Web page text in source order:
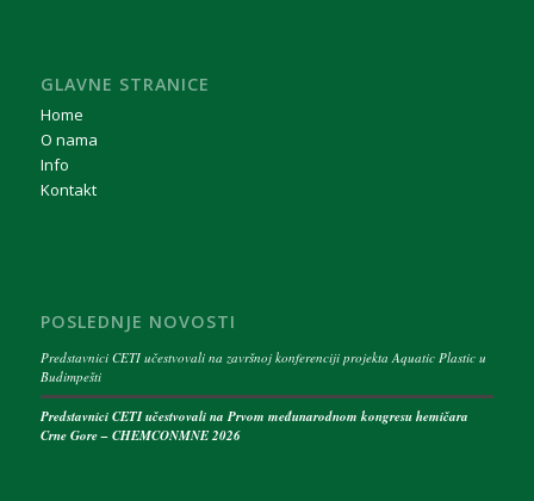
GLAVNE STRANICE
Home
O nama
Info
Kontakt
POSLEDNJE NOVOSTI
Predstavnici CETI učestvovali na završnoj konferenciji projekta Aquatic Plastic u
Budimpešti
Predstavnici CETI učestvovali na Prvom međunarodnom kongresu hemičara
Crne Gore – CHEMCONMNE 2026